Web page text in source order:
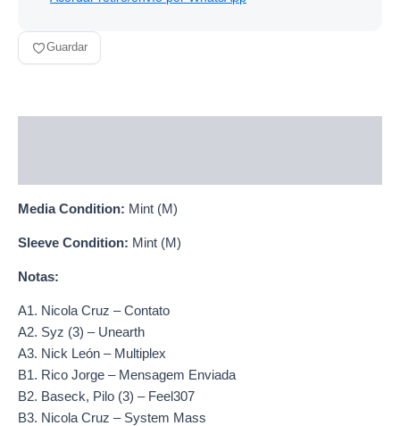
Guardar
Media Condition: Mint (M)
Sleeve Condition: Mint (M)
Notas:
A1. Nicola Cruz – Contato
A2. Syz (3) – Unearth
A3. Nick León – Multiplex
B1. Rico Jorge – Mensagem Enviada
B2. Baseck, Pilo (3) – Feel307
B3. Nicola Cruz – System Mass